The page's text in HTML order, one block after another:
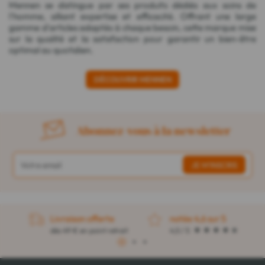
Mennen se distingue par ses produits dédiés aux soins de
l'homme, alliant expertise et efficacité. Offrant une large
gamme d'articles adaptés à chaque besoin, cette marque mise
sur la qualité et la satisfaction pour garantir un bien-être
optimal au quotidien.
DÉCOUVRIR MENNEN
Abonnez-vous à la newsletter
Livraison offerte
dès 49 € en point retrait
notée 4,6 sur 5